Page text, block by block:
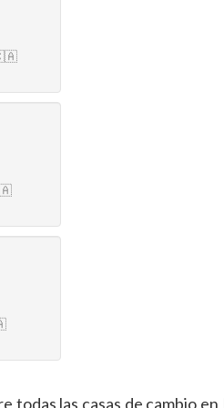
las casas de cambio